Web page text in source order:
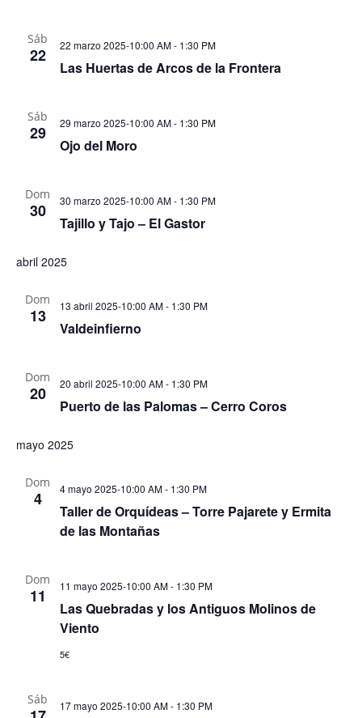
Sáb
22 22 marzo 2025-10:00 AM- 1:30 PM
Las Huertas de Arcos de la Frontera
Sáb
29 29 marzo 2025-10:00 AM- 1:30 PM
Ojo del Moro
Dom
30 30 marzo 2025-10:00 AM- 1:30 PM
Tajillo y Tajo – El Gastor
abril 2025
Dom
13 13 abril 2025-10:00 AM- 1:30 PM
Valdeinfierno
Dom
20 20 abril 2025-10:00 AM- 1:30 PM
Puerto de las Palomas – Cerro Coros
mayo 2025
Dom
4 4 mayo 2025-10:00 AM- 1:30 PM
Taller de Orquídeas – Torre Pajarete y Ermita
de las Montañas
Dom
11 11 mayo 2025-10:00 AM- 1:30 PM
Las Quebradas y los Antiguos Molinos de
Viento
5€
Sáb 17 mayo 2025-10:00 AM- 1:30 PM